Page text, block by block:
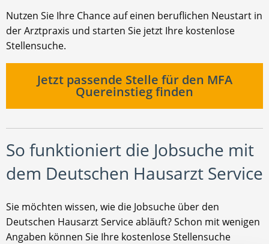
Nutzen Sie Ihre Chance auf einen beruflichen Neustart in
der Arztpraxis und starten Sie jetzt Ihre kostenlose
Stellensuche.
Jetzt passende Stelle für den MFA
Quereinstieg finden
So funktioniert die Jobsuche mit
dem Deutschen Hausarzt Service
Sie möchten wissen, wie die Jobsuche über den
Deutschen Hausarzt Service abläuft? Schon mit wenigen
Angaben können Sie Ihre kostenlose Stellensuche